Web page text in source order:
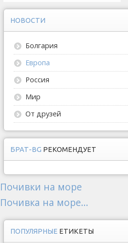
НОВОСТИ
Болгария
Европа
Россия
Мир
От друзей
БРАТ-BG РЕКОМЕНДУЕТ
Почивки на море
Почивка на море...
ПОПУЛЯРНЫЕ ЕТИКЕТЫ